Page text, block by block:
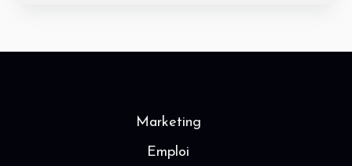
Marketing
Emploi